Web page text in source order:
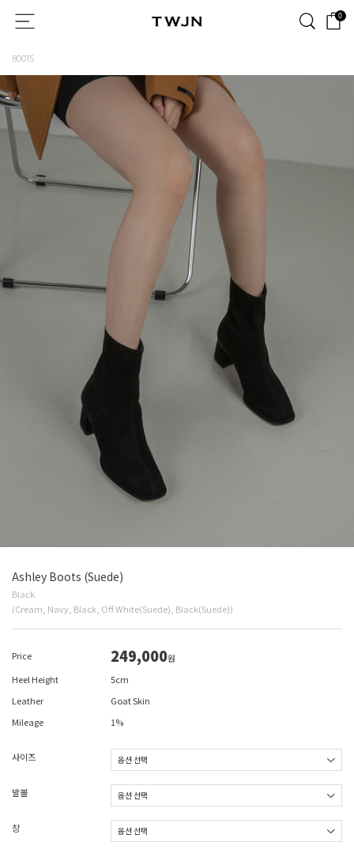
0
BOOTS
Ashley Boots (Suede)
Black
(Cream, Navy, Black, Off White(Suede), Black(Suede))
Price 249,000원
Heel Height
5cm
Leather
Goat Skin
Mileage
1%
사이즈
발볼
창